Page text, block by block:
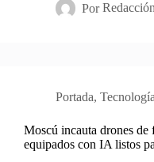
Por
Portada,
Moscú incauta drones
equipados con IA listos